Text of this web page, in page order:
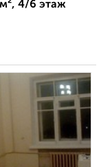
4/6 этаж